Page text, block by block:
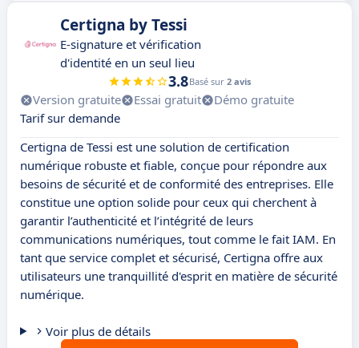
Certigna by Tessi
E-signature et vérification
d'identité en un seul lieu
3.8Basé sur 2 avis
Version gratuite Essai gratuit
Démo gratuite
Tarif sur demande
Certigna de Tessi est une solution de certification
numérique robuste et fiable, conçue pour répondre aux
besoins de sécurité et de conformité des entreprises. Elle
constitue une option solide pour ceux qui cherchent à
garantir l’authenticité et l’intégrité de leurs
communications numériques, tout comme le fait IAM. En
tant que service complet et sécurisé, Certigna offre aux
utilisateurs une tranquillité d'esprit en matière de sécurité
numérique.
Voir plus de détails